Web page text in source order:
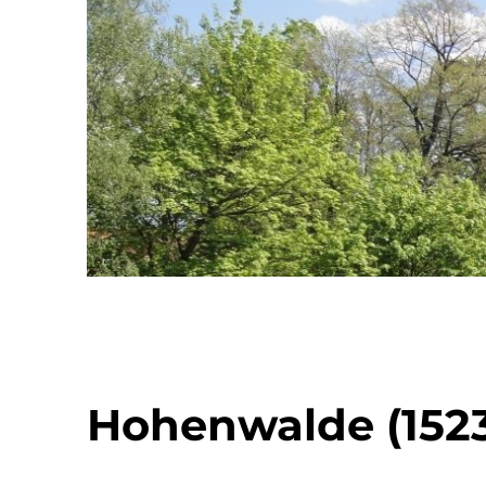
Hohenwalde